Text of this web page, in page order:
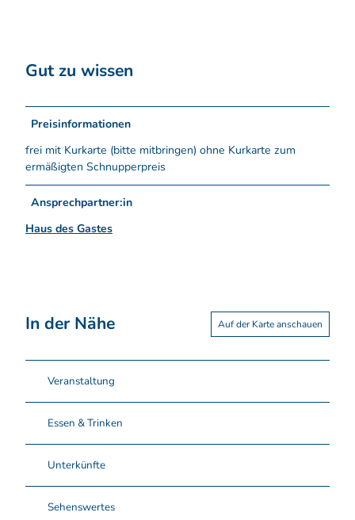
Gut zu wissen
Preisinformationen
frei mit Kurkarte (bitte mitbringen) ohne Kurkarte zum
ermäßigten Schnupperpreis
Ansprechpartner:in
Haus des Gastes
In der Nähe Auf der Karte anschauen
Veranstaltung
Essen & Trinken
Unterkünfte
Sehenswertes